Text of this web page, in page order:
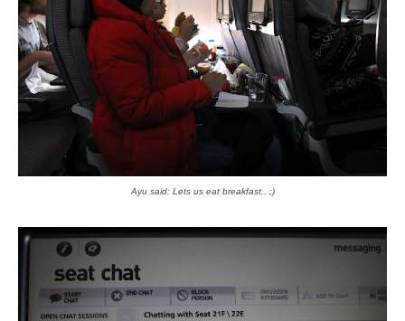
Ayu said: Lets us eat breakfast.. ;)